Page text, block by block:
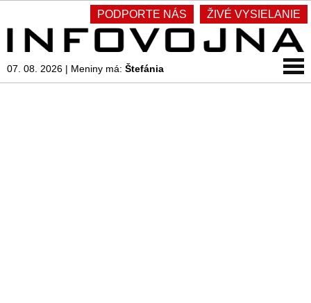
PODPORTE NÁS ŽIVÉ VYSIELANIE
07. 08. 2026 | Meniny má: Štefánia